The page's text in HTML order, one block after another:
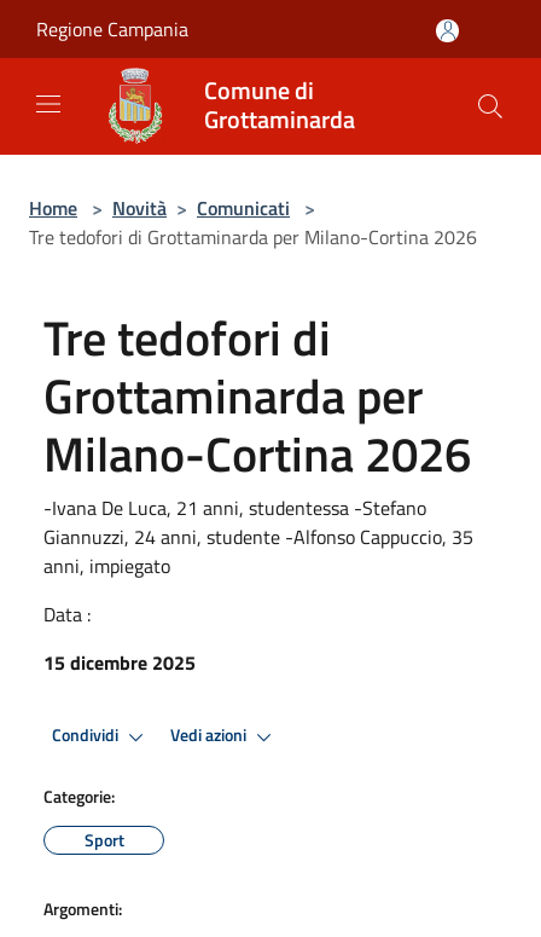
Regione Campania
Comune di
Grottaminarda
Home > Novità > Comunicati >
Tre tedofori di Grottaminarda per Milano-Cortina 2026
Tre tedofori di
Grottaminarda per
Milano-Cortina 2026
-Ivana De Luca, 21 anni, studentessa -Stefano
Giannuzzi, 24 anni, studente -Alfonso Cappuccio, 35
anni, impiegato
Data :
15 dicembre 2025
Condividi Vedi azioni
Categorie:
Sport
Argomenti: